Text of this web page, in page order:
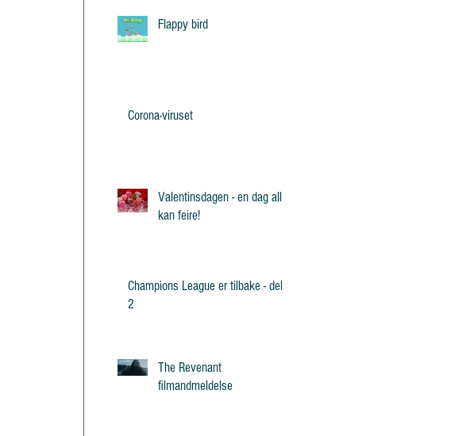
Flappy bird
Corona-viruset
Valentinsdagen - en dag alle
kan feire!
Champions League er tilbake - del
2
The Revenant
filmandmeldelse